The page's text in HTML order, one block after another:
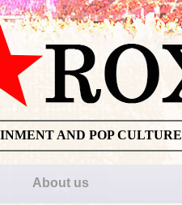
AND POP CULTURE
About us